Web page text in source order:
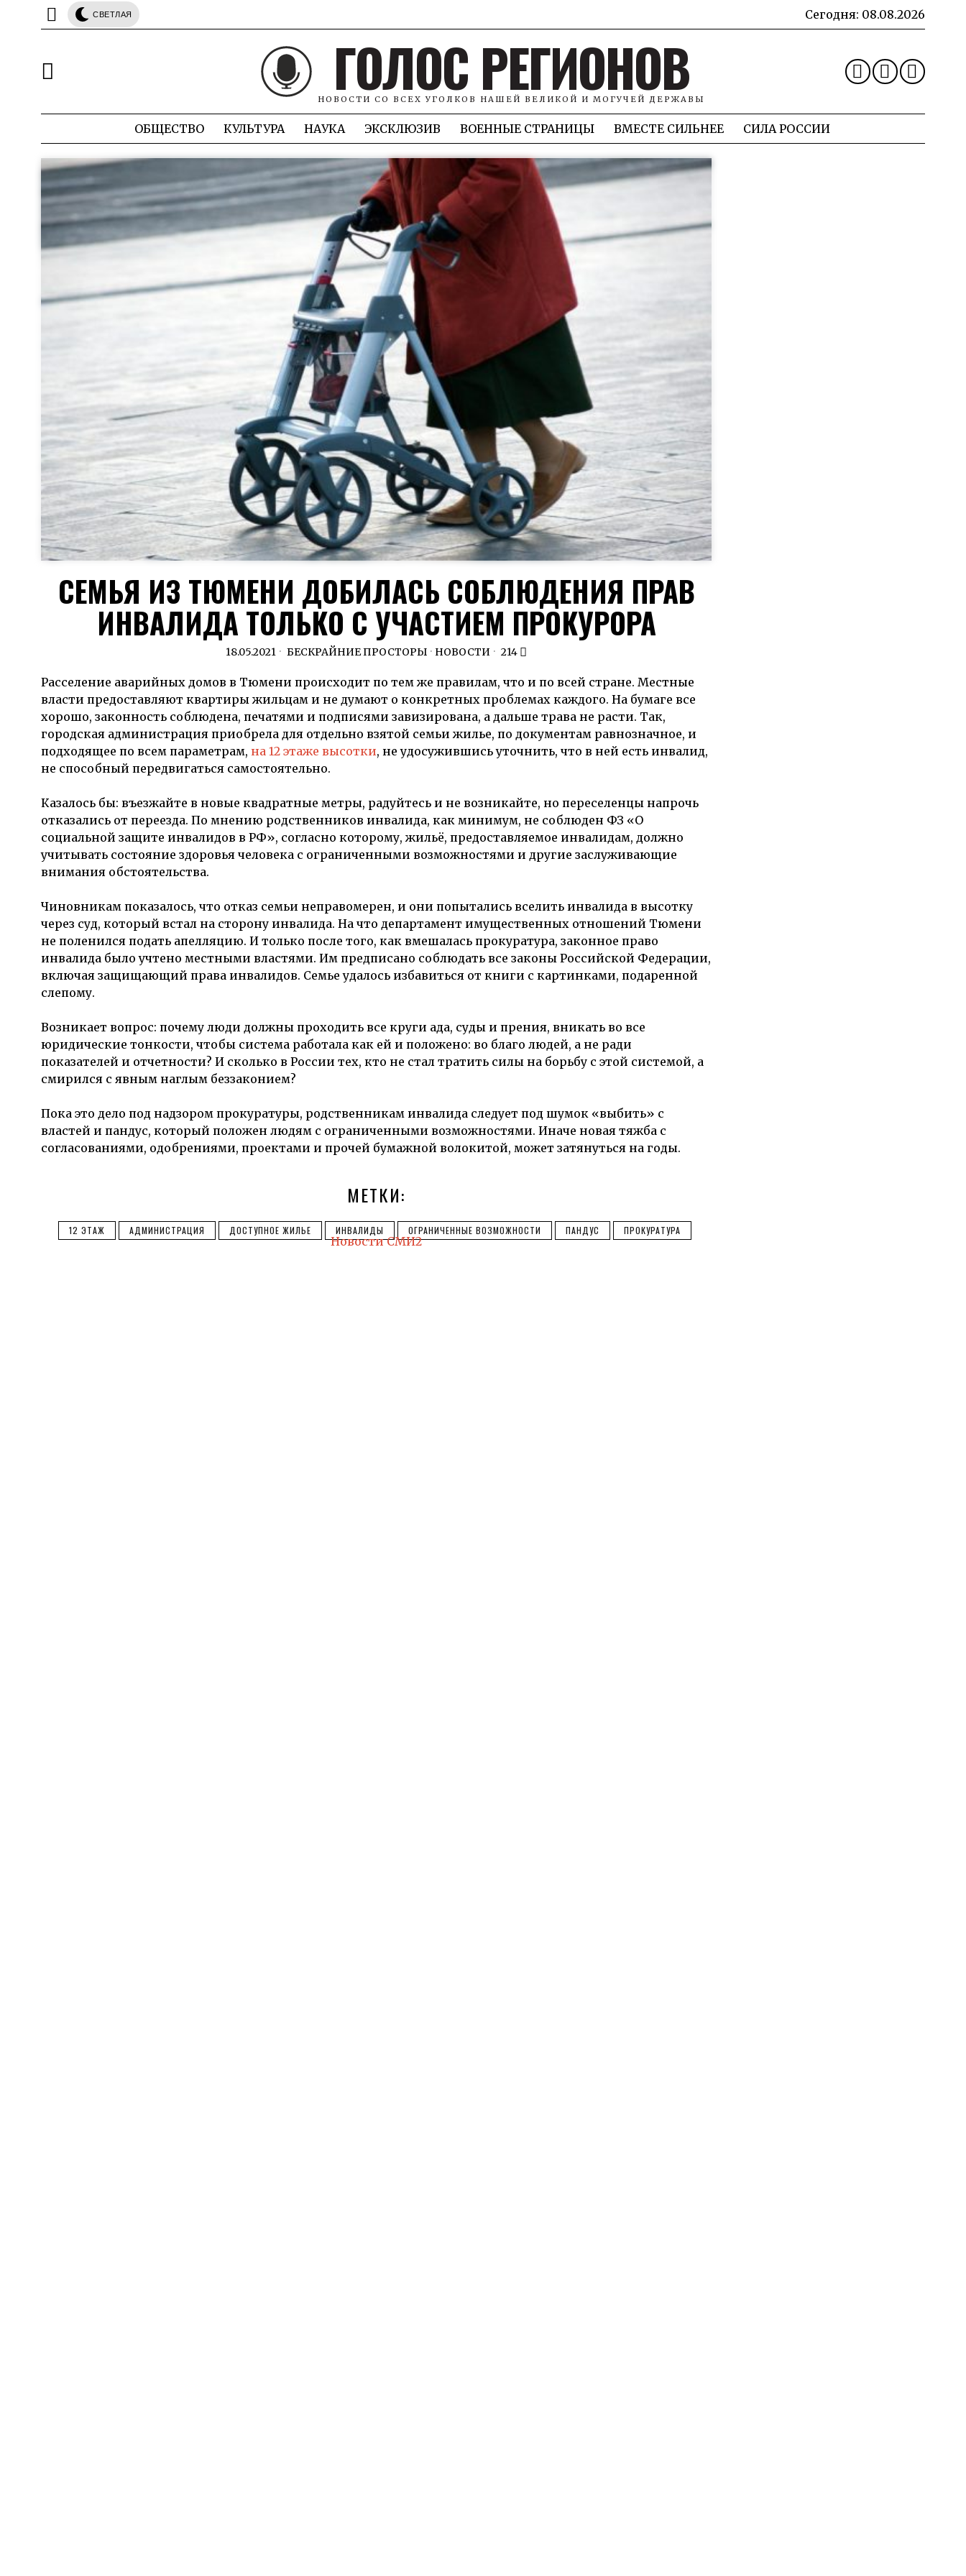
СВЕТЛАЯ Сегодня: 08.08.2026
ГОЛОС РЕГИОНОВ
НОВОСТИ СО ВСЕХ УГОЛКОВ НАШЕЙ ВЕЛИКОЙ И МОГУЧЕЙ ДЕРЖАВЫ
ОБЩЕСТВО КУЛЬТУРА НАУКА ЭКСКЛЮЗИВ ВОЕННЫЕ СТРАНИЦЫ ВМЕСТЕ СИЛЬНЕЕ СИЛА РОССИИ
СЕМЬЯ ИЗ ТЮМЕНИ ДОБИЛАСЬ СОБЛЮДЕНИЯ ПРАВ
ИНВАЛИДА ТОЛЬКО С УЧАСТИЕМ ПРОКУРОРА
18.05.2021 БЕСКРАЙНИЕ ПРОСТОРЫ · НОВОСТИ 214
Расселение аварийных домов в Тюмени происходит по тем же правилам, что и по всей стране. Местные
власти предоставляют квартиры жильцам и не думают о конкретных проблемах каждого. На бумаге все
хорошо, законность соблюдена, печатями и подписями завизирована, а дальше трава не расти. Так,
городская администрация приобрела для отдельно взятой семьи жилье, по документам равнозначное, и
подходящее по всем параметрам, на 12 этаже высотки, не удосужившись уточнить, что в ней есть инвалид,
не способный передвигаться самостоятельно.
Казалось бы: въезжайте в новые квадратные метры, радуйтесь и не возникайте, но переселенцы напрочь
отказались от переезда. По мнению родственников инвалида, как минимум, не соблюден ФЗ «О
социальной защите инвалидов в РФ», согласно которому, жильё, предоставляемое инвалидам, должно
учитывать состояние здоровья человека с ограниченными возможностями и другие заслуживающие
внимания обстоятельства.
Чиновникам показалось, что отказ семьи неправомерен, и они попытались вселить инвалида в высотку
через суд, который встал на сторону инвалида. На что департамент имущественных отношений Тюмени
не поленился подать апелляцию. И только после того, как вмешалась прокуратура, законное право
инвалида было учтено местными властями. Им предписано соблюдать все законы Российской Федерации,
включая защищающий права инвалидов. Семье удалось избавиться от книги с картинками, подаренной
слепому.
Возникает вопрос: почему люди должны проходить все круги ада, суды и прения, вникать во все
юридические тонкости, чтобы система работала как ей и положено: во благо людей, а не ради
показателей и отчетности? И сколько в России тех, кто не стал тратить силы на борьбу с этой системой, а
смирился с явным наглым беззаконием?
Пока это дело под надзором прокуратуры, родственникам инвалида следует под шумок «выбить» с
властей и пандус, который положен людям с ограниченными возможностями. Иначе новая тяжба с
согласованиями, одобрениями, проектами и прочей бумажной волокитой, может затянуться на годы.
МЕТКИ:
12 ЭТАЖ АДМИНИСТРАЦИЯ ДОСТУПНОЕ ЖИЛЬЕ ИНВАЛИДЫ ОГРАНИЧЕННЫЕ ВОЗМОЖНОСТИ ПАНДУС ПРОКУРАТУРА
Новости СМИ2